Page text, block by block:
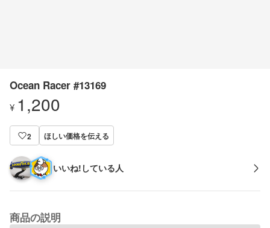
Ocean Racer #13169
¥ 1,200
2 ほしい価格を伝える
いいね!している人
商品の説明